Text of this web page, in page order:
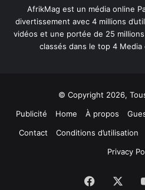
AfrikMag est un média online
divertissement avec 4 millions
vidéos et une portée de 25
classés dans le top 4 Media
© Copyright 2026,
Publicité
Home À propos
Contact
Conditions d’utilisation
Privacy
Facebook